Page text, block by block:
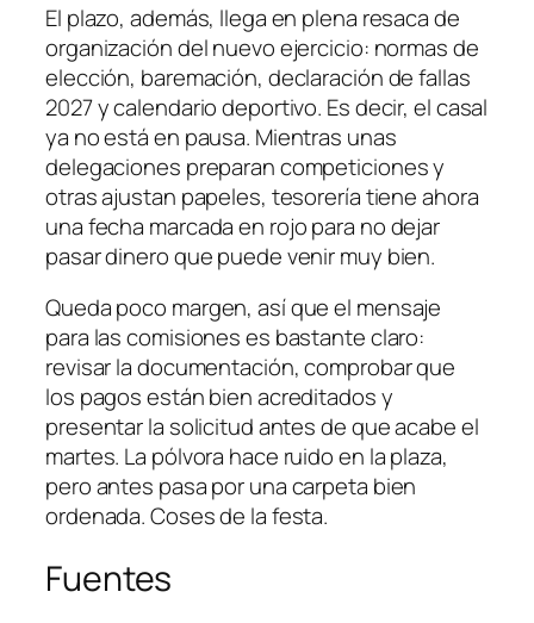
El plazo, además, llega en plena resaca de
organización del nuevo ejercicio: normas de
elección, baremación, declaración de fallas
2027 y calendario deportivo. Es decir, el casal
ya no está en pausa. Mientras unas
delegaciones preparan competiciones y
otras ajustan papeles, tesorería tiene ahora
una fecha marcada en rojo para no dejar
pasar dinero que puede venir muy bien.
Queda poco margen, así que el mensaje
para las comisiones es bastante claro:
revisar la documentación, comprobar que
los pagos están bien acreditados y
presentar la solicitud antes de que acabe el
martes. La pólvora hace ruido en la plaza,
pero antes pasa por una carpeta bien
ordenada. Coses de la festa.
Fuentes